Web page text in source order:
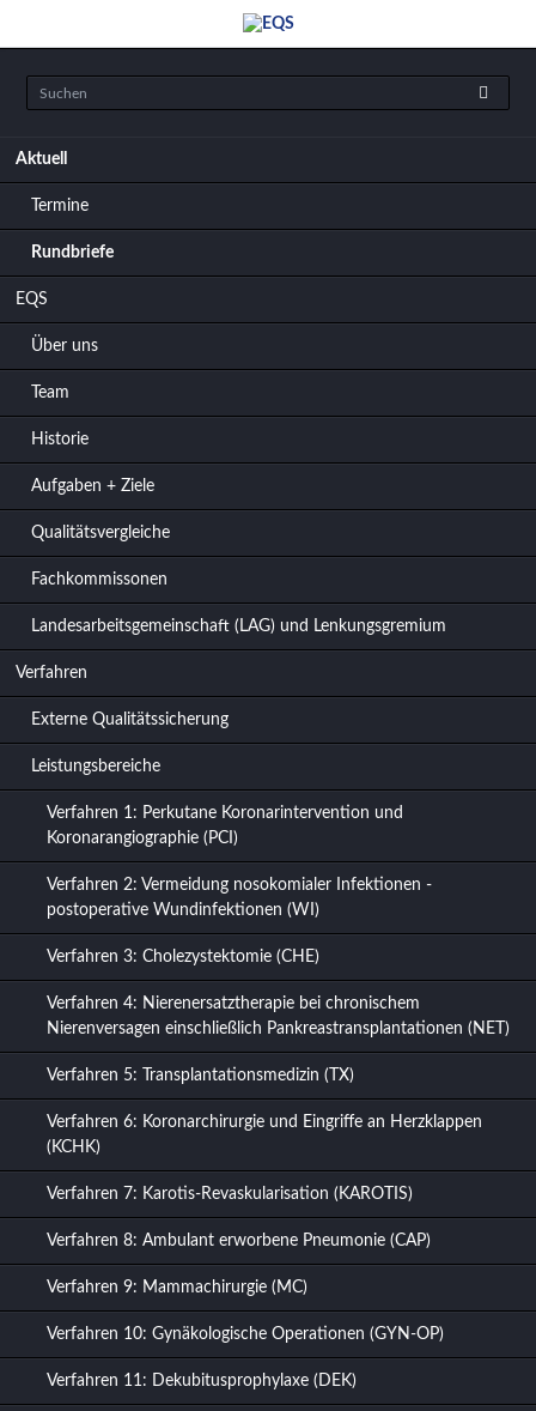
Navigation
Aktuell
Termine
Rundbriefe
EQS
Über uns
Team
Historie
Aufgaben + Ziele
Qualitätsvergleiche
Fachkommissonen
Landesarbeitsgemeinschaft (LAG) und Lenkungsgremium
Verfahren
Externe Qualitätssicherung
Leistungsbereiche
Verfahren 1: Perkutane Koronarintervention und
Koronarangiographie (PCI)
Verfahren 2: Vermeidung nosokomialer Infektionen -
postoperative Wundinfektionen (WI)
Verfahren 3: Cholezystektomie (CHE)
Verfahren 4: Nierenersatztherapie bei chronischem
Nierenversagen einschließlich Pankreastransplantationen (NET)
Verfahren 5: Transplantationsmedizin (TX)
Verfahren 6: Koronarchirurgie und Eingriffe an Herzklappen
(KCHK)
Verfahren 7: Karotis-Revaskularisation (KAROTIS)
Verfahren 8: Ambulant erworbene Pneumonie (CAP)
Verfahren 9: Mammachirurgie (MC)
Verfahren 10: Gynäkologische Operationen (GYN-OP)
Verfahren 11: Dekubitusprophylaxe (DEK)